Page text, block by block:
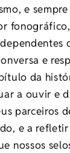
e
e
da
a ouvir e
parceiros
e a
nossos